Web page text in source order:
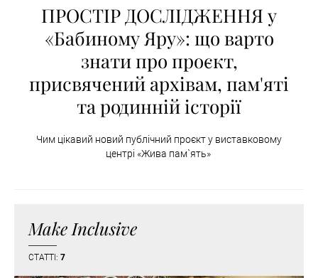
ПРОСТІР ДОСЛІДЖЕННЯ у
«Бабиному Яру»: що варто
знати про проєкт,
присвячений архівам, пам'яті
та родинній історії
Чим цікавий новий публічний проєкт у виставковому
центрі «Жива пам`ять»
Make Inclusive
СТАТТІ: 7